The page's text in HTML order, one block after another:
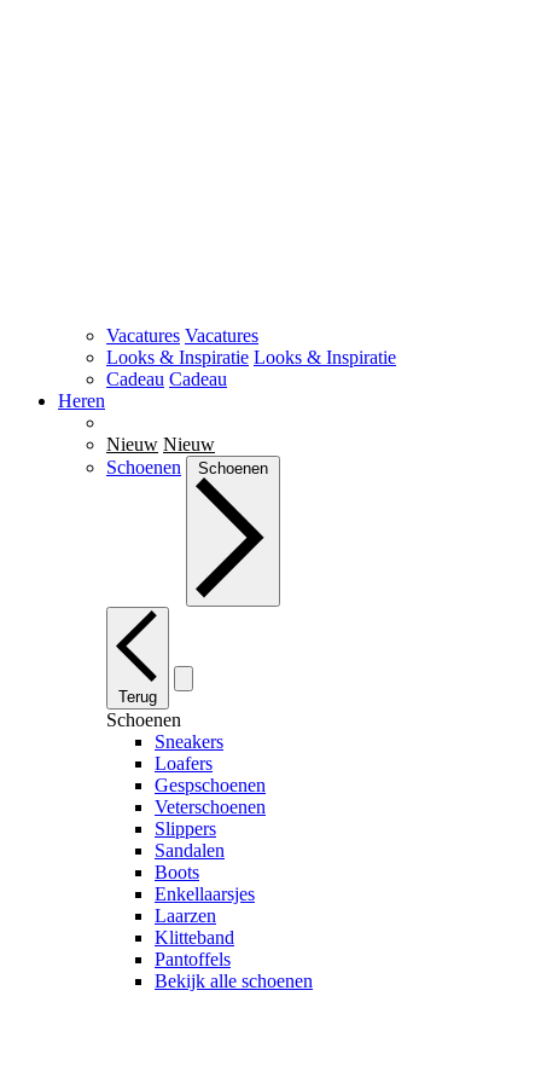
Vacatures Vacatures
Looks & Inspiratie Looks & Inspiratie
Cadeau Cadeau
Heren
Nieuw Nieuw
Schoenen
Schoenen
Terug
Schoenen
Sneakers
Loafers
Gespschoenen
Veterschoenen
Slippers
Sandalen
Boots
Enkellaarsjes
Laarzen
Klitteband
Pantoffels
Bekijk alle schoenen